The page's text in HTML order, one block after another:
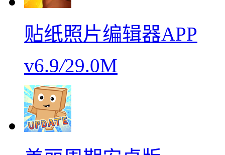
贴纸照片编辑器APP
v6.9/29.0M